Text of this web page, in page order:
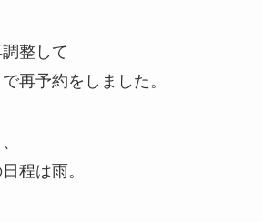
整して
再予約をしました。
程は雨。